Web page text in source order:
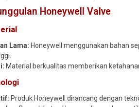
Honeywell Valve
Lama: Honeywell menggunakan bahan
Material berkualitas memberikan
Produk Honeywell dirancang dengan